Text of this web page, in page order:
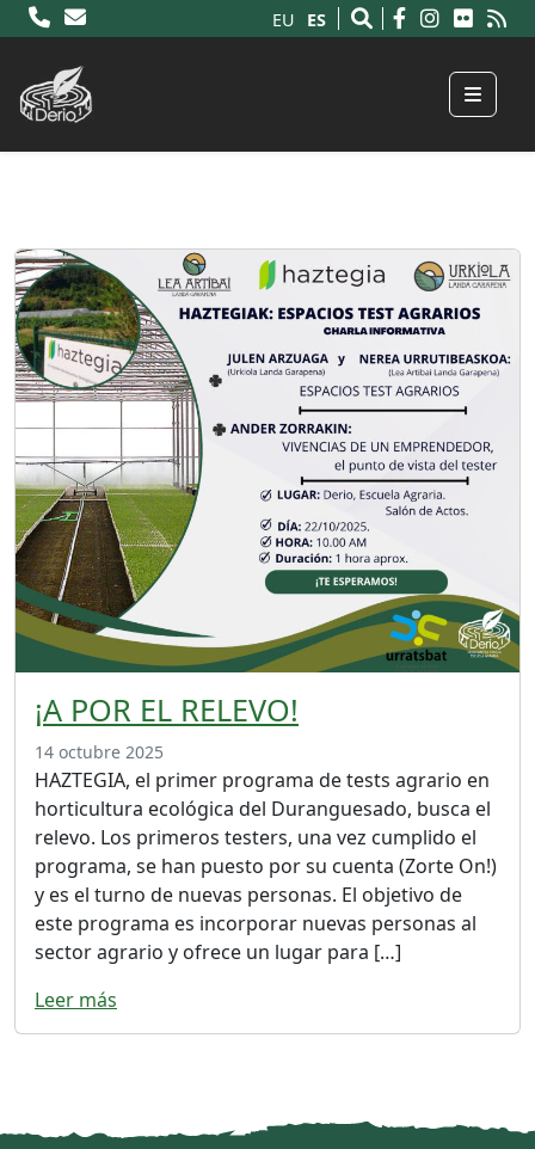
EU ES
Menu
¡A POR EL RELEVO!
14 octubre 2025
HAZTEGIA, el primer programa de tests agrario en
horticultura ecológica del Duranguesado, busca el
relevo. Los primeros testers, una vez cumplido el
programa, se han puesto por su cuenta (Zorte On!)
y es el turno de nuevas personas. El objetivo de
este programa es incorporar nuevas personas al
sector agrario y ofrece un lugar para […]
Leer más